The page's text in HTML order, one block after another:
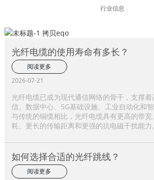
行业信息
光纤电缆的使用寿命有多长？
阅读更多
2026-07-21
光纤电缆已成为现代通信网络的骨干，支撑
信、数据中心、5G基础设施、工业自动化和智
与传统的铜缆相比，光纤电缆具有更高的带
耗、更长的传输距离和更强的抗电磁干扰能力。
如何选择合适的光纤跳线？
阅读更多